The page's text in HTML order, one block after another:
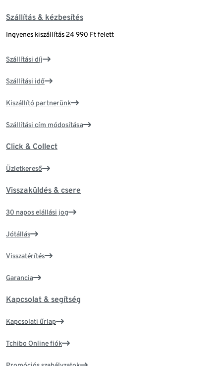
Szállítás & kézbesítés
Ingyenes kiszállítás 24 990 Ft felett
Szállítási díj
Szállítási idő
Kiszállító partnerünk
Szállítási cím módosítása
Click & Collect
Üzletkereső
Visszaküldés & csere
30 napos elállási jog
Jótállás
Visszatérítés
Garancia
Kapcsolat & segítség
Kapcsolati űrlap
Tchibo Online fiók